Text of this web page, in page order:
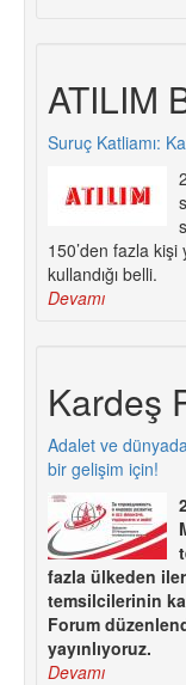
ATILIM
Suruç Katliamı:
150’den fazla kişi
kullandığı belli.
Devamı
Kardeş
Adalet ve
bir gelişim için!
fazla ülkeden
temsilcilerinin
Forum
yayınlıyoruz.
Devamı